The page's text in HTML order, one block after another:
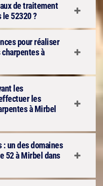
de traitement
le 52320 ?
pour réaliser
à
les
les
à Mirbel
un des domaines
52 à Mirbel dans